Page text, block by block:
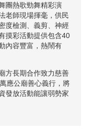
團熱歌勁舞精彩演
老師現場揮毫，供民
度檢測、義剪、神經
摸彩活動提供包含40
內容豐富，熱鬧有
方長期合作致力慈善
應公廟善心義行，將
發放活動能讓弱勢家